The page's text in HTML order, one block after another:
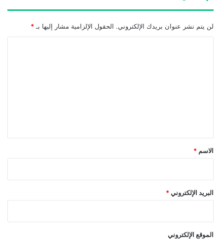
لن يتم نشر عنوان بريدك الإلكتروني. الحقول الإلزامية مشار إليها بـ *
*
الاسم *
البريد الإلكتروني *
الموقع الإلكتروني